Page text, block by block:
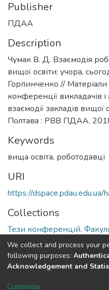
Publisher
ПДАА
Description
Чумак В. Д. Взаємодія
вищої освіти: учора,
Горпинченко //
конференції викладачів і
взаємодії закладів
Полтава : РВВ ПДАА,
Keywords
вища освіта, роботодавці
URI
https://
Collections
Тези конференцій.
Full item page
DSpace software
We collect and process your
following purposes:
Acknowledgement and
Customize